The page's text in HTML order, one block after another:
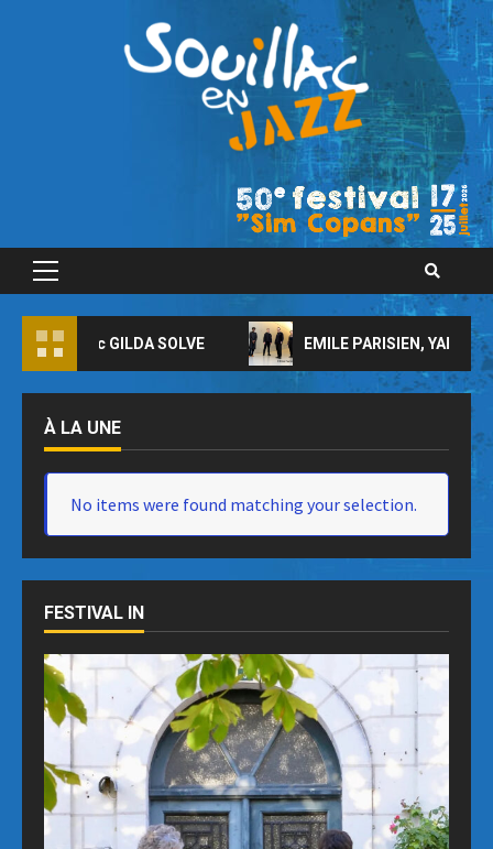
Primary
avec GILDA SOLVE EMILE PARISIEN, YARON
À LA UNE
No items were found matching your selection.
FESTIVAL IN